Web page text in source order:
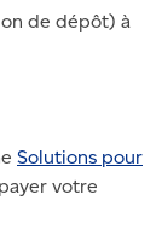
de dépôt) à
Solutions pour
votre